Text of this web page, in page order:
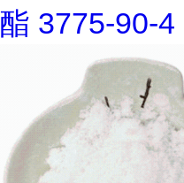
酯 3775-90-4